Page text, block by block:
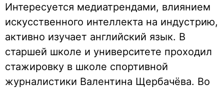
Интересуется медиатрендами, влиянием
искусственного интеллекта на индустрию,
активно изучает английский язык. В
старшей школе и университете проходил
стажировку в школе спортивной
журналистики Валентина Щербачёва. Во